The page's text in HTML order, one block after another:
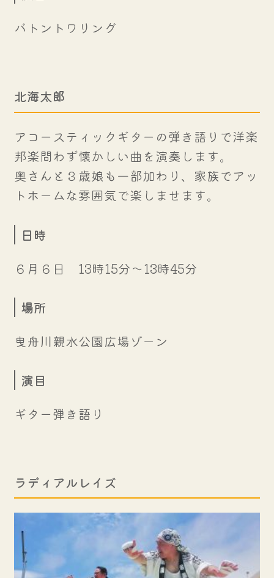
バトントワリング
北海太郎
アコースティックギターの弾き語りで洋楽
邦楽問わず懐かしい曲を演奏します。
奥さんと３歳娘も一部加わり、家族でアッ
トホームな雰囲気で楽しませます。
日時
６月６日 13時15分～13時45分
場所
曳舟川親水公園広場ゾーン
演目
ギター弾き語り
ラディアルレイズ